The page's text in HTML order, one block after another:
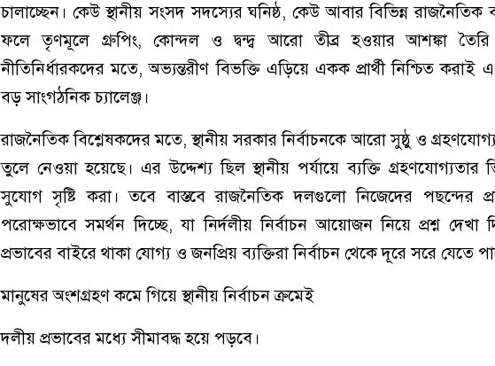
চালাচ্ছেন। কেউ স্থানীয় সংসদ সদস্যের ঘনিষ্ঠ, কেউ আবার বিভিন্ন রাজনৈতিক
ফলে তৃণমূলে গ্রুপিং, কোন্দল ও দ্বন্দ্ব আরো তীব্র হওয়ার আশঙ্কা তৈরি
নীতিনির্ধারকদের মতে, অভ্যন্তরীণ বিভক্তি এড়িয়ে একক প্রার্থী নিশ্চিত
বড় সাংগঠনিক চ্যালেঞ্জ।
রাজনৈতিক বিশ্লেষকদের মতে, স্থানীয় সরকার নির্বাচনকে আরো সুষ্ঠু ও
তুলে নেওয়া হয়েছে। এর উদ্দেশ্য ছিল স্থানীয় পর্যায়ে ব্যক্তি গ্রহণযোগ্যতার
সুযোগ সৃষ্টি করা। তবে বাস্তবে রাজনৈতিক দলগুলো নিজেদের পছন্দের
পরোক্ষভাবে সমর্থন দিচ্ছে, যা নির্দলীয় নির্বাচন আয়োজন নিয়ে প্রশ্ন
প্রভাবের বাইরে থাকা যোগ্য ও জনপ্রিয় ব্যক্তিরা নির্বাচন থেকে দূরে সরে যেতে
মানুষের অংশগ্রহণ কমে গিয়ে স্থানীয় নির্বাচন ক্রমেই
দলীয় প্রভাবের মধ্যে সীমাবদ্ধ হয়ে পড়বে।